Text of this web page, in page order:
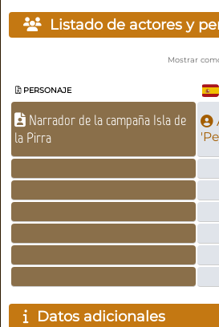
Listado de actores y
Mostrar
PERSONAJE
Narrador de la campaña Isla de
la Pirra
Datos adicionales